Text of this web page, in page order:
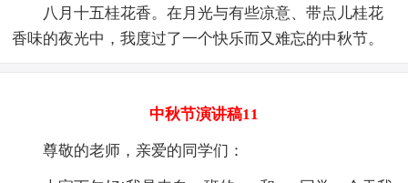
八月十五桂花香。在月光与有些凉意、带点儿桂花
香味的夜光中，我度过了一个快乐而又难忘的中秋节。
中秋节演讲稿11
尊敬的老师，亲爱的同学们：